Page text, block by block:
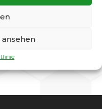
können.
beim Stand von
in der 81.